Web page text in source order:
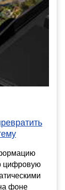
цифровую
фоне